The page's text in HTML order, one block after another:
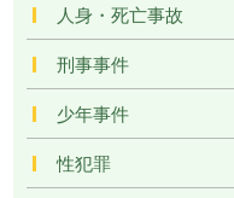
人身・死亡事故
刑事事件
少年事件
性犯罪